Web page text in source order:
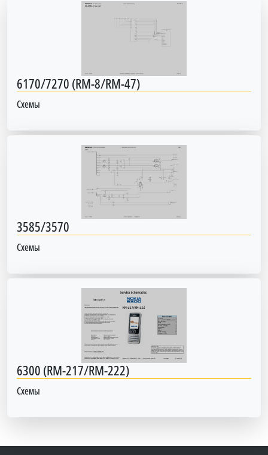
6170/7270 (RM-8/RM-47)
Схемы
3585/3570
Схемы
6300 (RM-217/RM-222)
Схемы